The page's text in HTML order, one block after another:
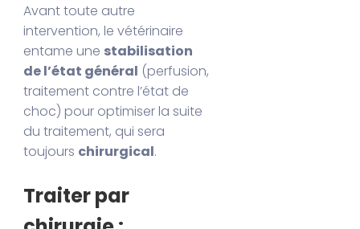
Avant toute autre
intervention, le vétérinaire
entame une stabilisation
de l’état général (perfusion,
traitement contre l’état de
choc) pour optimiser la suite
du traitement, qui sera
toujours chirurgical.
Traiter par